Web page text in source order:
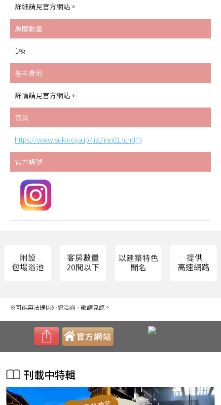
詳細請見官方網站。
房間數量
1棟
基本費用
詳情請見官方網站。
首頁
https://www.sukinoya.jp/list/inn01.html
官方帳號
※可能無法提供外語洽詢，敬請見諒。
刊載中特輯